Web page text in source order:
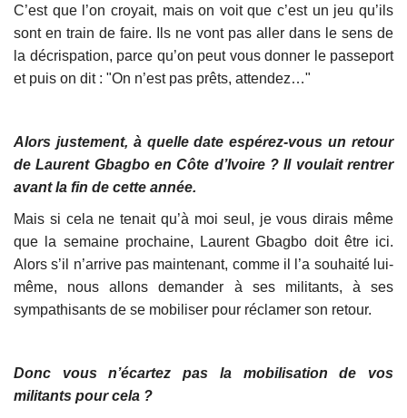
C’est que l’on croyait, mais on voit que c’est un jeu qu’ils
sont en train de faire. Ils ne vont pas aller dans le sens de
la décrispation, parce qu’on peut vous donner le passeport
et puis on dit : "On n’est pas prêts, attendez…"
Alors justement, à quelle date espérez-vous un retour
de Laurent Gbagbo en Côte d’Ivoire ? Il voulait rentrer
avant la fin de cette année.
Mais si cela ne tenait qu’à moi seul, je vous dirais même
que la semaine prochaine, Laurent Gbagbo doit être ici.
Alors s’il n’arrive pas maintenant, comme il l’a souhaité lui-
même, nous allons demander à ses militants, à ses
sympathisants de se mobiliser pour réclamer son retour.
Donc vous n’écartez pas la mobilisation de vos
militants pour cela ?